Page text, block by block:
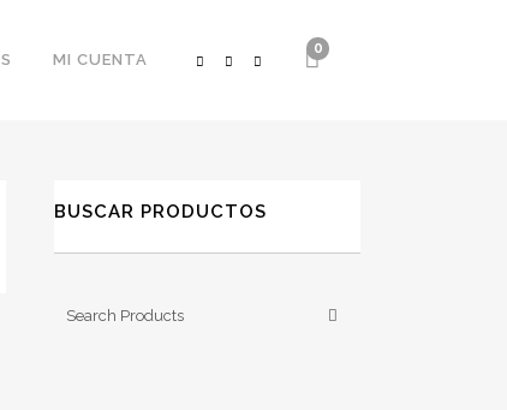
0
MI CUENTA
BUSCAR PRODUCTOS